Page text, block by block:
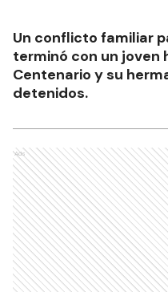
Un conflicto familiar
terminó con un joven
Centenario y su
detenidos.
Ads